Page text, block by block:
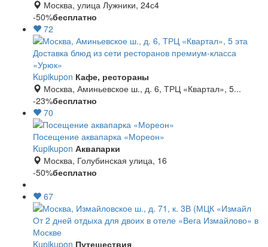
Москва, улица Лужники, 24с4
-50%бесплатно
72
Доставка блюд из сети ресторанов премиум-класса
«Урюк»
Kupikupon Кафе, рестораны
Москва, Аминьевское ш., д. 6, ТРЦ «Квартал», 5...
-23%бесплатно
70
Посещение аквапарка «Мореон»
Kupikupon Аквапарки
Москва, Голубинская улица, 16
-50%бесплатно
67
От 2 дней отдыха для двоих в отеле «Вега Измайлово» в
Москве
Kupikupon Путешествия